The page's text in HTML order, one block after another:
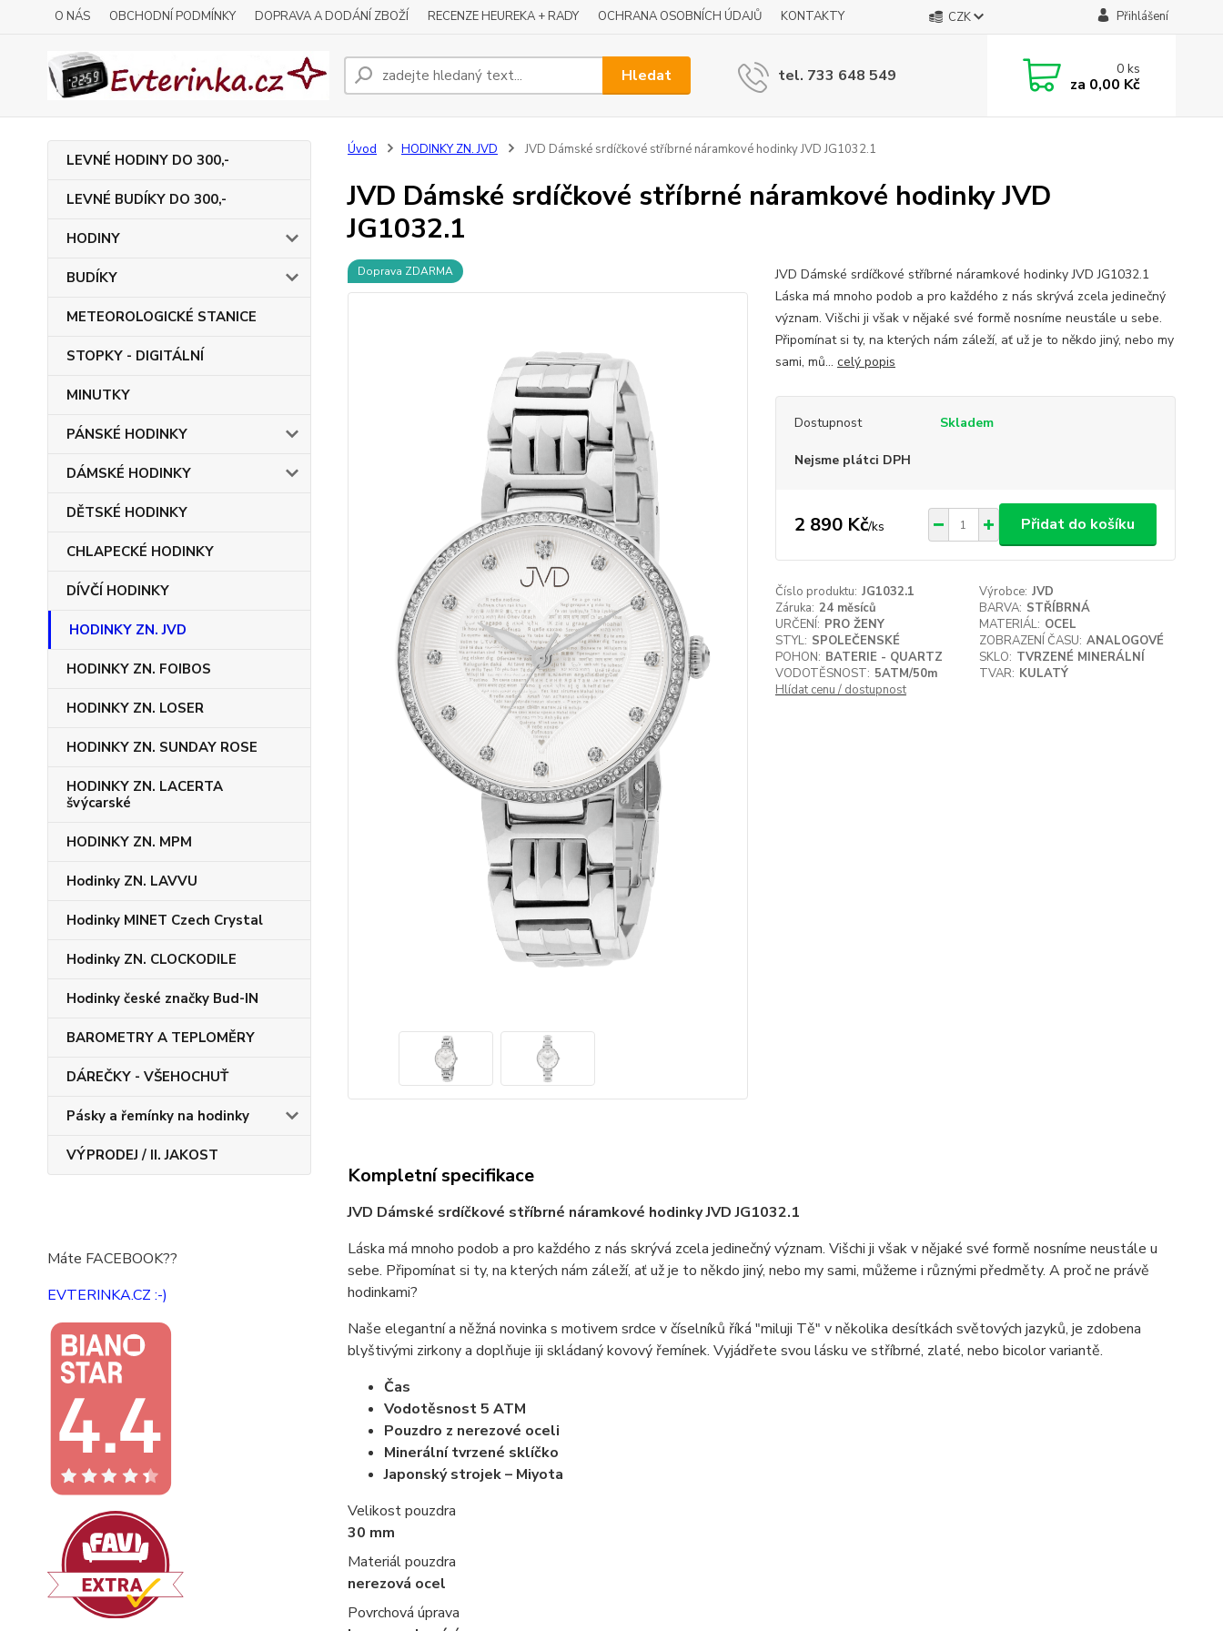
O NÁS OBCHODNÍ PODMÍNKY DOPRAVA A DODÁNÍ ZBOŽÍ RECENZE HEUREKA + RADY OCHRANA OSOBNÍCH ÚDAJŮ KONTAKTY CZK Přihlášení
Hledat tel. 733 648 549 0ks
za 0,00 Kč
LEVNÉ HODINY DO 300,-
LEVNÉ BUDÍKY DO 300,-
HODINY
BUDÍKY
METEOROLOGICKÉ STANICE
STOPKY - DIGITÁLNÍ
MINUTKY
PÁNSKÉ HODINKY
DÁMSKÉ HODINKY
DĚTSKÉ HODINKY
CHLAPECKÉ HODINKY
DÍVČÍ HODINKY
HODINKY ZN. JVD
HODINKY ZN. FOIBOS
HODINKY ZN. LOSER
HODINKY ZN. SUNDAY ROSE
HODINKY ZN. LACERTA
švýcarské
HODINKY ZN. MPM
Hodinky ZN. LAVVU
Hodinky MINET Czech Crystal
Hodinky ZN. CLOCKODILE
Hodinky české značky Bud-IN
BAROMETRY A TEPLOMĚRY
DÁREČKY - VŠEHOCHUŤ
Pásky a řemínky na hodinky
VÝPRODEJ / II. JAKOST
Máte FACEBOOK??
EVTERINKA.CZ :-)
Úvod HODINKY ZN. JVD JVD Dámské srdíčkové stříbrné náramkové hodinky JVD JG1032.1
JVD Dámské srdíčkové stříbrné náramkové hodinky JVD
JG1032.1
Doprava ZDARMA
JVD Dámské srdíčkové stříbrné náramkové hodinky JVD JG1032.1
Láska má mnoho podob a pro každého z nás skrývá zcela jedinečný
význam. Višchi ji však v nějaké své formě nosníme neustále u sebe.
Připomínat si ty, na kterých nám záleží, ať už je to někdo jiný, nebo my
sami, mů... celý popis
Dostupnost Skladem
Nejsme plátci DPH
2 890 Kč/ks Přidat do košíku
Číslo produktu: JG1032.1 Výrobce: JVD
Záruka: 24 měsíců BARVA: STŘÍBRNÁ
URČENÍ: PRO ŽENY MATERIÁL: OCEL
STYL: SPOLEČENSKÉ ZOBRAZENÍ ČASU: ANALOGOVÉ
POHON: BATERIE - QUARTZ SKLO: TVRZENÉ MINERÁLNÍ
VODOTĚSNOST: 5ATM/50m TVAR: KULATÝ
Hlídat cenu / dostupnost
Kompletní specifikace
JVD Dámské srdíčkové stříbrné náramkové hodinky JVD JG1032.1
Láska má mnoho podob a pro každého z nás skrývá zcela jedinečný význam. Višchi ji však v nějaké své formě nosníme neustále u
sebe. Připomínat si ty, na kterých nám záleží, ať už je to někdo jiný, nebo my sami, můžeme i různými předměty. A proč ne právě
hodinkami?
Naše elegantní a něžná novinka s motivem srdce v číselníků říká "miluji Tě" v několika desítkách světových jazyků, je zdobena
blyštivými zirkony a doplňuje iji skládaný kovový řemínek. Vyjádřete svou lásku ve stříbrné, zlaté, nebo bicolor variantě.
Čas
Vodotěsnost 5 ATM
Pouzdro z nerezové oceli
Minerální tvrzené sklíčko
Japonský strojek – Miyota
Velikost pouzdra
30 mm
Materiál pouzdra
nerezová ocel
Povrchová úprava